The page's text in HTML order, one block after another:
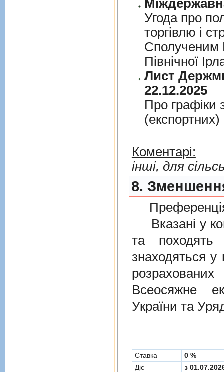
Угода про
торгiвлю i
Сполученим
Пiвнiчної
Лист
22.12.2025
Про графiки
Коментарі:
інші, для
8.
Вказані у
та походять
знаходяться у
Всеосяжне
України та
Cтавка
0 %
Діє
з